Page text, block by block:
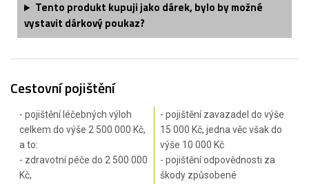
Tento produkt kupuji jako dárek, bylo by možné
vystavit dárkový poukaz?
Cestovní pojištění
- pojištění léčebných výloh
celkem do výše 2 500 000 Kč,
a to:
- zdravotní péče do 2 500 000
Kč,
- pojištění zavazadel do výše
15 000 Kč, jedna věc však do
výše 10 000 Kč
- pojištění odpovědnosti za
škody způsobené